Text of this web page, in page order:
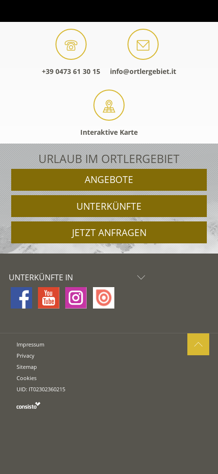
+39 0473 61 30 15 info@ortlergebiet.it
Interaktive Karte
URLAUB IM ORTLERGEBIET
ANGEBOTE
UNTERKÜNFTE
JETZT ANFRAGEN
UNTERKÜNFTE IN
Impressum
Privacy
Sitemap
Cookies
UID: IT02302360215